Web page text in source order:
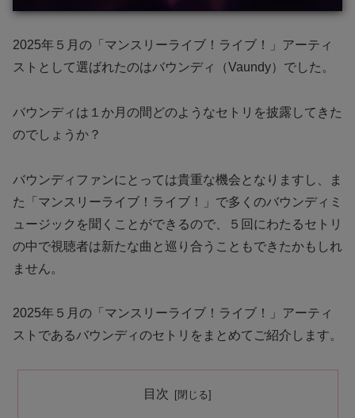
2025年５月の「マンスリーライブ！ライブ！」アーティ
ストとして選ばれたのはバウンディ（Vaundy）でした。
バウンディは１か月の間どのようなセトリを披露してきた
のでしょうか？
バウンディファンにとっては貴重な機会となりますし、ま
た「マンスリーライブ！ライブ！」で多くのバウンディミ
ュージックを聞くことができるので、５回にわたるセトリ
の中で視聴者は新たな曲と巡り合うこともできたかもしれ
ません。
2025年５月の「マンスリーライブ！ライブ！」アーティ
ストであるバウンディのセトリをまとめてご紹介します。
目次